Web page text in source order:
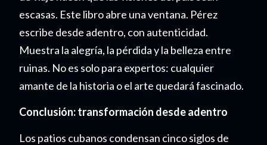
escasas. Este libro abre una ventana. Pérez
escribe desde adentro, con autenticidad.
Muestra la alegría, la pérdida y la belleza entre
ruinas. No es solo para expertos: cualquier
amante de la historia o el arte quedará fascinado.
Conclusión: transformación desde adentro
Los patios cubanos condensan cinco siglos de